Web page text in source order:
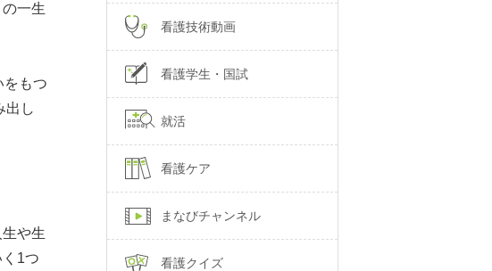
一生
をもつ
出し
や生
1つ
看護技術動画
看護学生・国試
就活
看護ケア
まなびチャンネル
看護クイズ